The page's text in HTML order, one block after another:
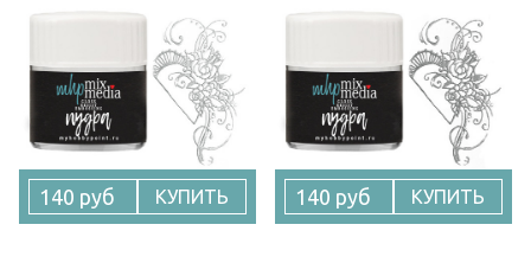
140 руб КУПИТЬ 140 руб КУПИТЬ